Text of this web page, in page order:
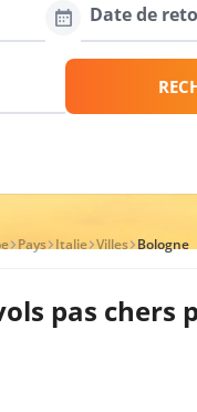
Date de
Pays Italie Villes Bologne
pas chers